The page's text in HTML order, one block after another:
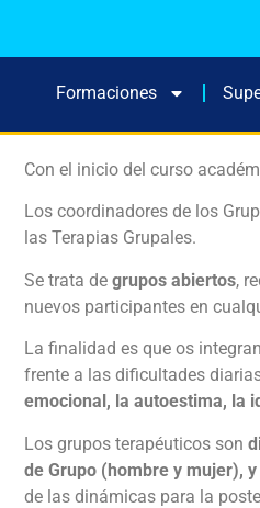
Formaciones
Con el inicio del curso
Los coordinadores de los
las Terapias Grupales.
Se trata de grupos abiertos,
nuevos participantes en
La finalidad es que os
frente a las dificultades
emocional, la autoestima, la
Los grupos terapéuticos son
de Grupo (hombre y mujer),
de las dinámicas para la